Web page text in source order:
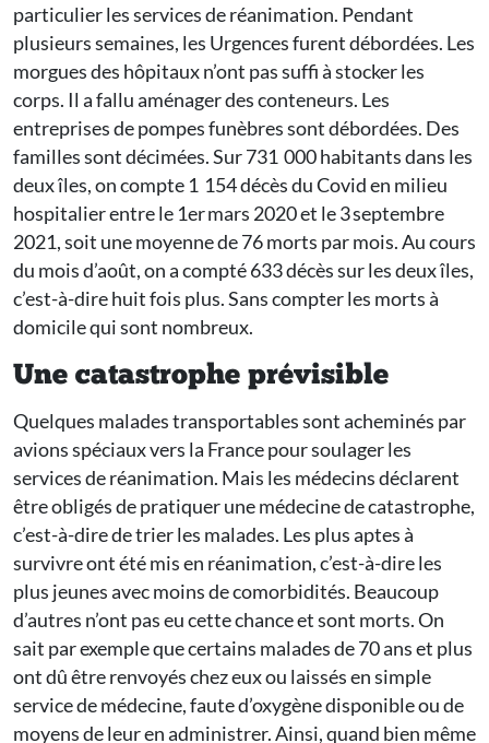
particulier les services de réanimation. Pendant
plusieurs semaines, les Urgences furent débordées. Les
morgues des hôpitaux n’ont pas suffi à stocker les
corps. Il a fallu aménager des conteneurs. Les
entreprises de pompes funèbres sont débordées. Des
familles sont décimées. Sur 731 000 habitants dans les
deux îles, on compte 1 154 décès du Covid en milieu
hospitalier entre le 1er mars 2020 et le 3 septembre
2021, soit une moyenne de 76 morts par mois. Au cours
du mois d’août, on a compté 633 décès sur les deux îles,
c’est-à-dire huit fois plus. Sans compter les morts à
domicile qui sont nombreux.
Une catastrophe prévisible
Quelques malades transportables sont acheminés par
avions spéciaux vers la France pour soulager les
services de réanimation. Mais les médecins déclarent
être obligés de pratiquer une médecine de catastrophe,
c’est-à-dire de trier les malades. Les plus aptes à
survivre ont été mis en réanimation, c’est-à-dire les
plus jeunes avec moins de comorbidités. Beaucoup
d’autres n’ont pas eu cette chance et sont morts. On
sait par exemple que certains malades de 70 ans et plus
ont dû être renvoyés chez eux ou laissés en simple
service de médecine, faute d’oxygène disponible ou de
moyens de leur en administrer. Ainsi, quand bien même